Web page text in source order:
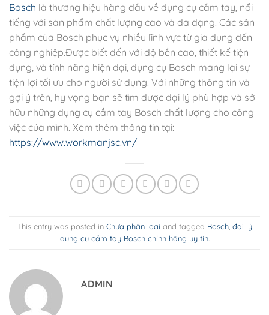
Bosch là thương hiệu hàng đầu về dụng cụ cầm tay, nổi
tiếng với sản phẩm chất lượng cao và đa dạng. Các sản
phẩm của Bosch phục vụ nhiều lĩnh vực từ gia dụng đến
công nghiệp.Được biết đến với độ bền cao, thiết kế tiện
dụng, và tính năng hiện đại, dụng cụ Bosch mang lại sự
tiện lợi tối ưu cho người sử dụng. Với những thông tin và
gợi ý trên, hy vọng bạn sẽ tìm được đại lý phù hợp và sở
hữu những dụng cụ cầm tay Bosch chất lượng cho công
việc của mình. Xem thêm thông tin tại:
https://www.workmanjsc.vn/
This entry was posted in Chưa phân loại and tagged Bosch, đại lý
dụng cụ cầm tay Bosch chính hãng uy tín.
ADMIN